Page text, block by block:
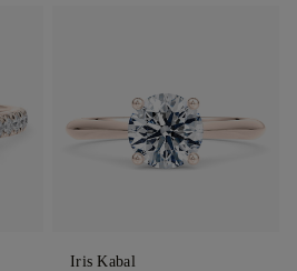
Iris Kabal